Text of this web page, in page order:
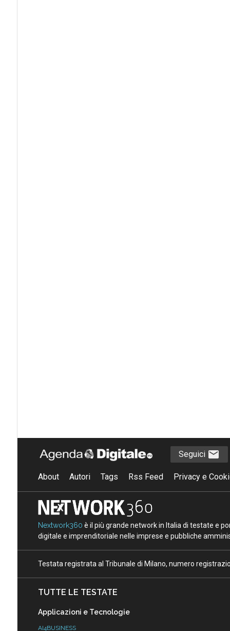
Seguici
About Autori Tags Rss Feed Privacy e
Nextwork360 è il più grande network in Italia di testate e
digitale e imprenditoriale nelle imprese e pubbliche
Testata registrata al Tribunale di Milano, numero
TUTTE LE TESTATE
Applicazioni e Tecnologie
AI4BUSINESS